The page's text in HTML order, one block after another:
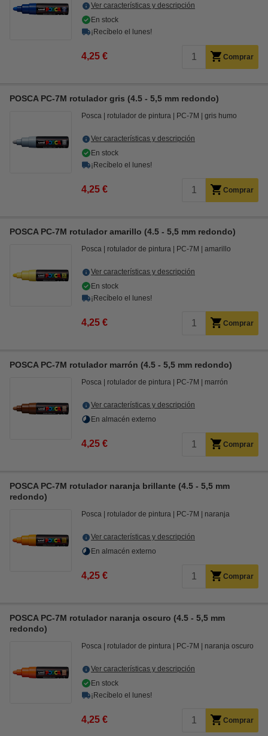
Ver características y descripción
En stock
¡Recíbelo el lunes!
4,25 € Comprar
POSCA PC-7M rotulador gris (4.5 - 5,5 mm redondo)
Posca rotulador de pintura PC-7M gris humo
Ver características y descripción
En stock
¡Recíbelo el lunes!
4,25 € Comprar
POSCA PC-7M rotulador amarillo (4.5 - 5,5 mm redondo)
Posca rotulador de pintura PC-7M amarillo
Ver características y descripción
En stock
¡Recíbelo el lunes!
4,25 € Comprar
POSCA PC-7M rotulador marrón (4.5 - 5,5 mm redondo)
Posca rotulador de pintura PC-7M marrón
Ver características y descripción
En almacén externo
4,25 € Comprar
POSCA PC-7M rotulador naranja brillante (4.5 - 5,5 mm
redondo)
Posca rotulador de pintura PC-7M naranja
Ver características y descripción
En almacén externo
4,25 € Comprar
POSCA PC-7M rotulador naranja oscuro (4.5 - 5,5 mm
redondo)
Posca rotulador de pintura PC-7M naranja oscuro
Ver características y descripción
En stock
¡Recíbelo el lunes!
4,25 € Comprar